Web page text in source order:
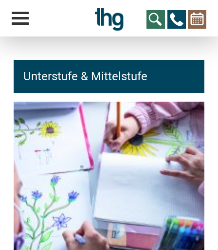
ed.ne
kalsn
id-gh
t@elu
hcs
Unterstufe & Mittelstufe